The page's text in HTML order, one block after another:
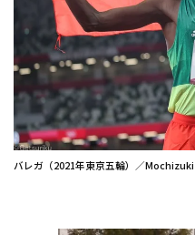
バレガ（2021年東京五輪）／